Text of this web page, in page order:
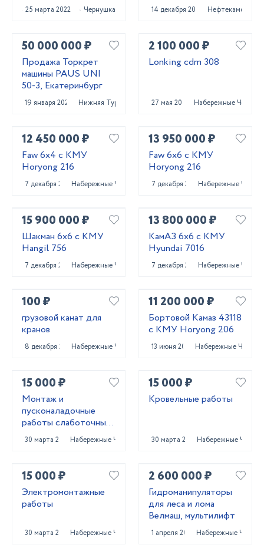
25 марта 2022 Чернушка 14 декабря 2023 Нефтекамск
50 000 000 ₽
Продажа Торкрет
машины PAUS UNI
50-3, Екатеринбург
19 января 2023 Нижняя Тура
2 100 000 ₽
Lonking cdm 308
27 мая 2023 Набережные Челны
12 450 000 ₽
Faw 6x4 с КМУ
Horyong 216
7 декабря 2023Набережные Челны
13 950 000 ₽
Faw 6x6 с КМУ
Horyong 216
7 декабря 2023Набережные Челны
15 900 000 ₽
Шакман 6x6 с КМУ
Hangil 756
7 декабря 2023Набережные Челны
13 800 000 ₽
КамАЗ 6x6 с КМУ
Hyundai 7016
7 декабря 2023Набережные Челны
100 ₽
грузовой канат для
кранов
8 декабря 2023Набережные Челны
11 200 000 ₽
Бортовой Камаз 43118
с КМУ Horyong 206
13 июня 2023 Набережные Челны
15 000 ₽
Монтаж и
пусконаладочные
работы слаботочных
систем
30 марта 2023 Набережные Челны
15 000 ₽
Кровельные работы
30 марта 2023 Набережные Челны
15 000 ₽
Электромонтажные
работы
30 марта 2023 Набережные Челны
2 600 000 ₽
Гидроманипуляторы
для леса и лома
Велмаш, мультилифт
1 апреля 2025 Набережные Челны